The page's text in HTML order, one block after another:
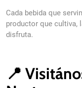
Cada bebida que
productor que cultiva,
disfruta.
📍